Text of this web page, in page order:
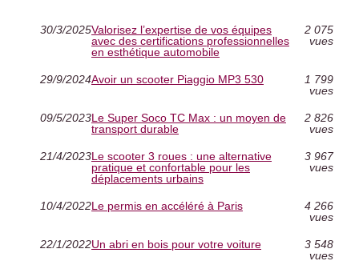
30/3/2025Valorisez l’expertise de vos équipes
avec des certifications professionnelles
en esthétique automobile
2 075
vues
29/9/2024Avoir un scooter Piaggio MP3 530
1 799
vues
09/5/2023Le Super Soco TC Max : un moyen de
transport durable
2 826
vues
21/4/2023Le scooter 3 roues : une alternative
pratique et confortable pour les
déplacements urbains
3 967
vues
10/4/2022Le permis en accéléré à Paris
4 266
vues
22/1/2022Un abri en bois pour votre voiture
3 548
vues